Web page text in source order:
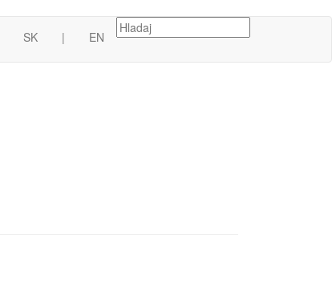
SK | EN